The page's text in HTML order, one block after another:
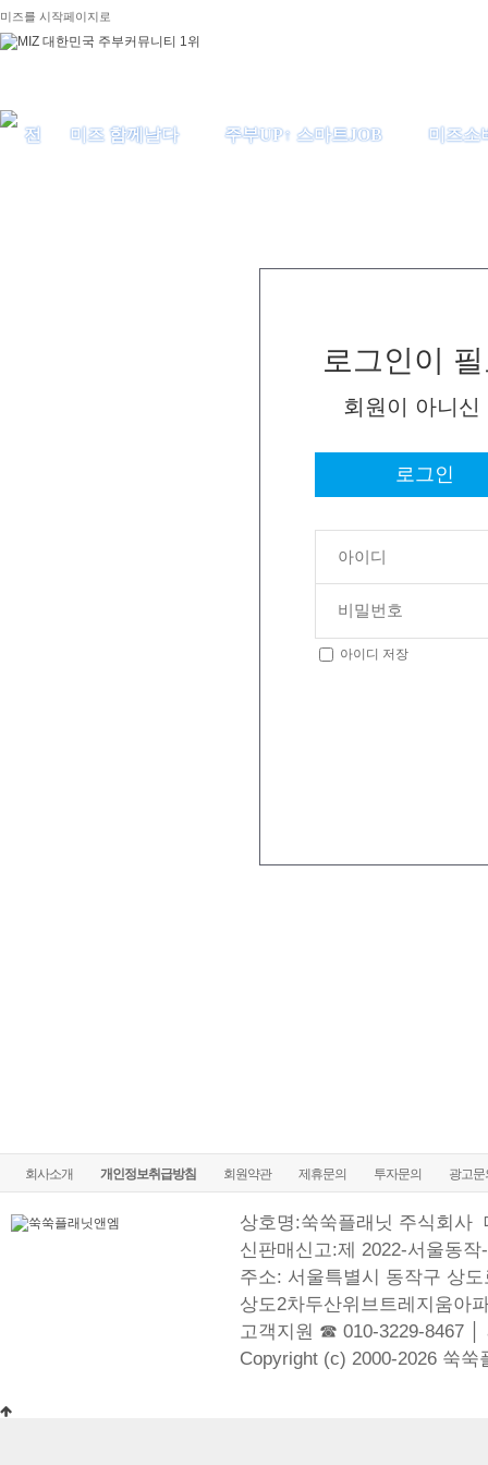
미즈를 시작페이지로
미즈 함께날다 주부UP↑ 스마트JOB 미즈소
로그인이
회원이 아니
로그인
아이디 저장
회사소개 개인정보취급방침 회원약관 제휴문의 투자문의 광고문
상호명:쑥쑥플래닛 주식회사
신판매신고:제 2022-서울동작
주소: 서울특별시 동작구 상
상도2차두산위브트레지움아
고객지원 ☎ 010-3229-8467 │
Copyright (c) 2000-2026 쑥